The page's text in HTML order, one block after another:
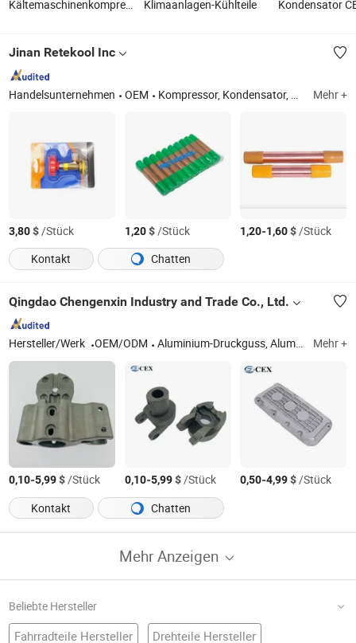
KältemaschinenkompressorKlimaanlagen-Kühlteile
Kondensator
Jinan Retekool Inc
Handelsunternehmen OEM Kompressor, Kondensator, Verdampfer, Auto-Klimaanlagenteile, Kälteteile, Sensor, Isolationsrohr, Motoren, Einheitkühler, Thermostat Mehr +
3,80$/Stück 1,20$/Stück 1,20-1,60$/Stück
Kontakt
Chatten
Qingdao Chengenxin Industry and Trade Co., Ltd.
Hersteller/Werk OEM/ODM Aluminium-Druckguss, Aluminium-Squeeze-Guss, Zink-Druckguss, CNC-Bearbeitung, Formenentwicklung, Kunststoffspritzguss Mehr +
0,10-5,99$/Stück 0,10-5,99$/Stück 0,50-4,99$/Stück
Kontakt
Chatten
Mehr Anzeigen
Beliebte Hersteller
Fahrradteile Hersteller Drehteile Hersteller